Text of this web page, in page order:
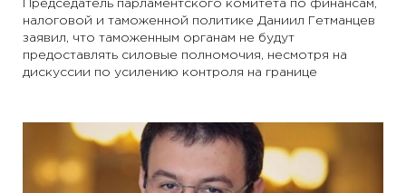
Председатель парламентского комитета по финансам,
налоговой и таможенной политике Даниил Гетманцев
заявил, что таможенным органам не будут
предоставлять силовые полномочия, несмотря на
дискуссии по усилению контроля на границе